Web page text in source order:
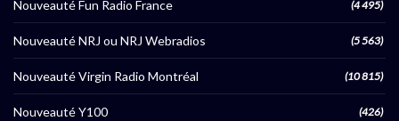
Nouveauté Fun Radio France (4 495)
Nouveauté NRJ ou NRJ Webradios (5 563)
Nouveauté Virgin Radio Montréal (10 815)
Nouveauté Y100 (426)